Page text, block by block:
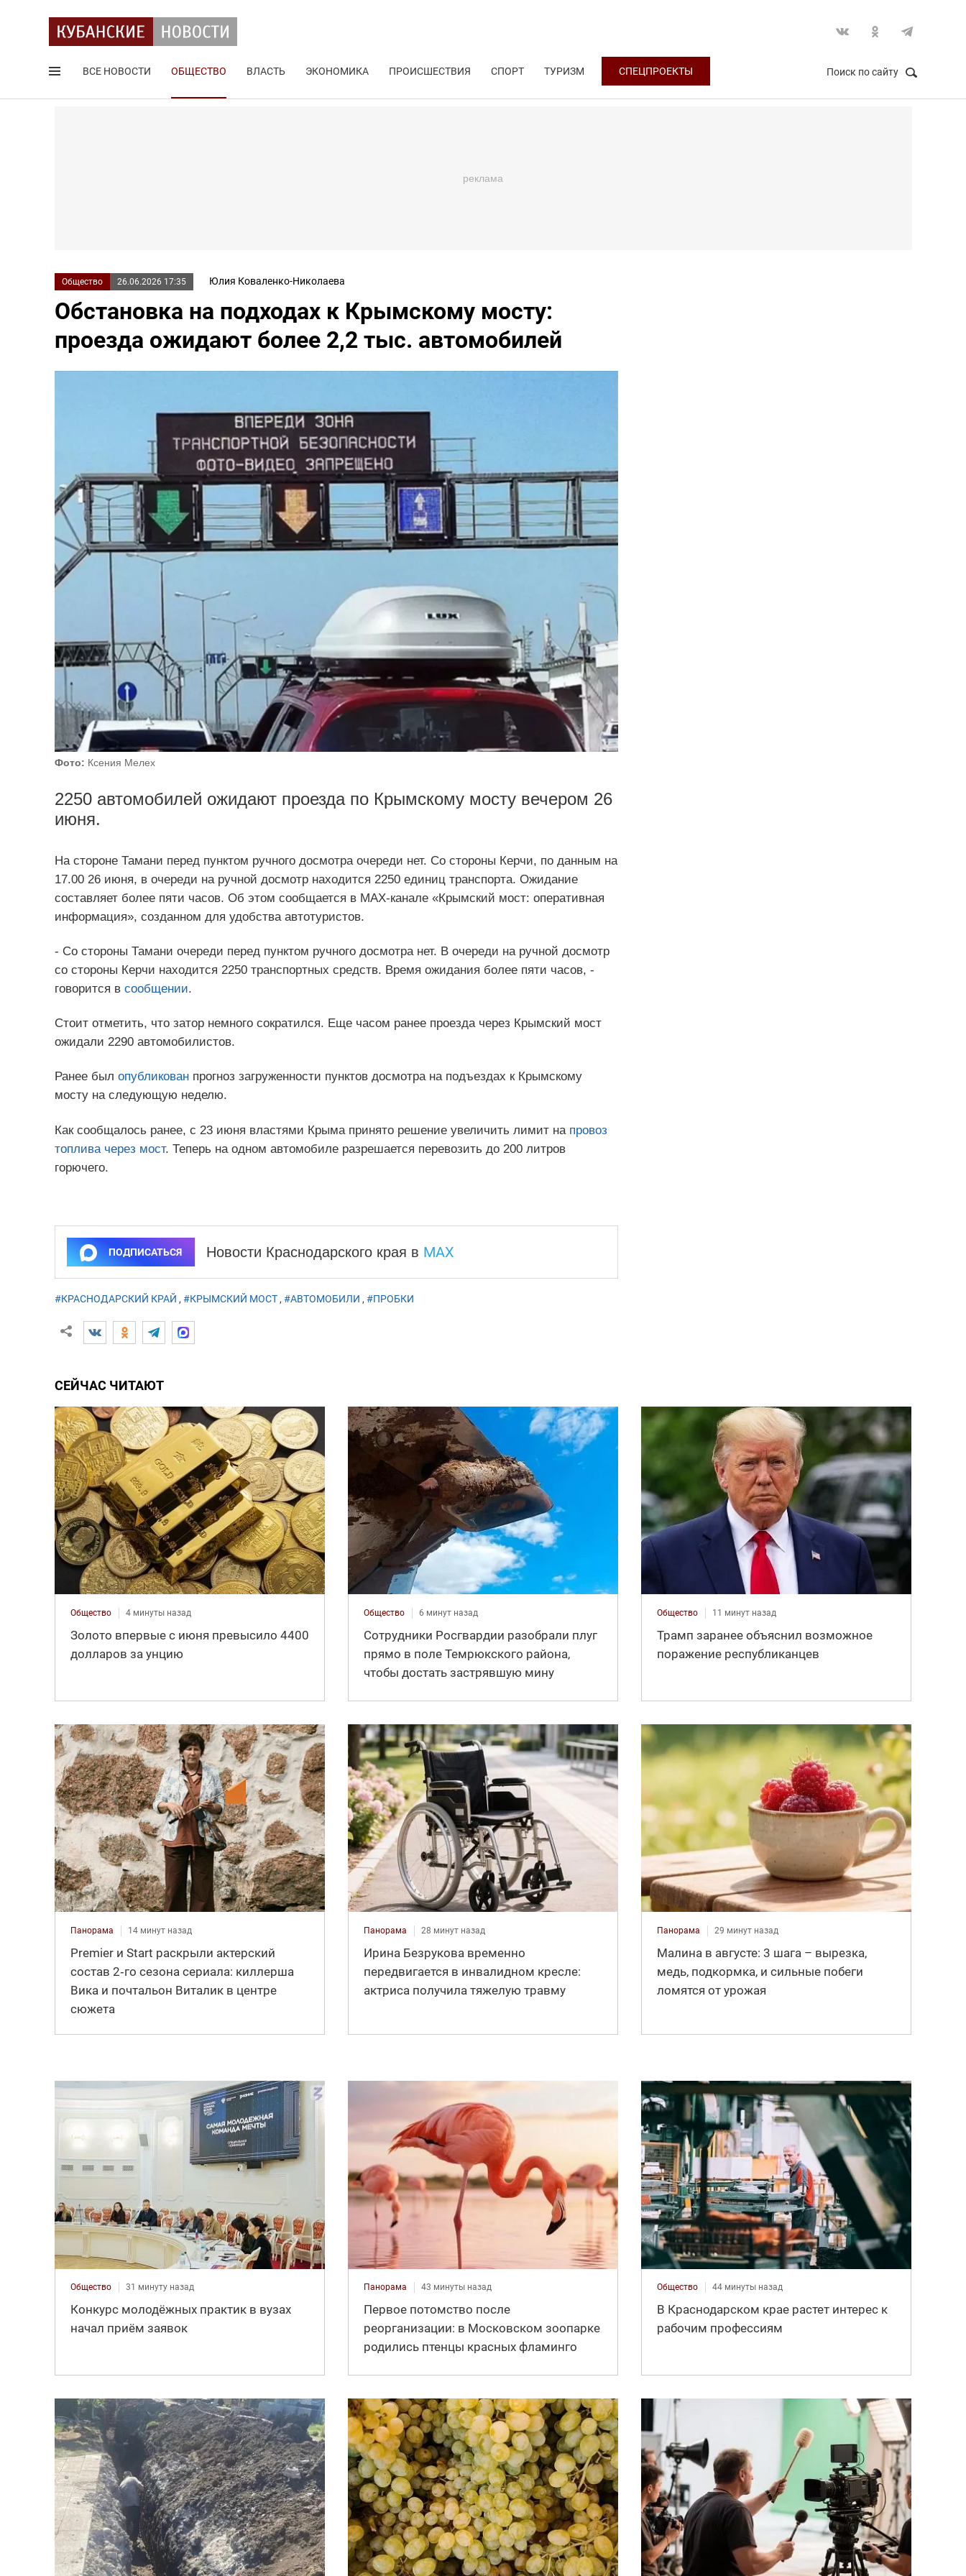
ВСЕ НОВОСТИ ОБЩЕСТВО ВЛАСТЬ ЭКОНОМИКА ПРОИСШЕСТВИЯ СПОРТ ТУРИЗМ СПЕЦПРОЕКТЫ Поиск по сайту
Общество 26.06.2026 17:35 Юлия Коваленко-Николаева
Обстановка на подходах к Крымскому мосту:
проезда ожидают более 2,2 тыс. автомобилей
Фото: Ксения Мелех
2250 автомобилей ожидают проезда по Крымскому мосту вечером 26
июня.
На стороне Тамани перед пунктом ручного досмотра очереди нет. Со стороны Керчи, по данным на
17.00 26 июня, в очереди на ручной досмотр находится 2250 единиц транспорта. Ожидание
составляет более пяти часов. Об этом сообщается в MAX-канале «Крымский мост: оперативная
информация», созданном для удобства автотуристов.
- Со стороны Тамани очереди перед пунктом ручного досмотра нет. В очереди на ручной досмотр
со стороны Керчи находится 2250 транспортных средств. Время ожидания более пяти часов, -
говорится в сообщении.
Стоит отметить, что затор немного сократился. Еще часом ранее проезда через Крымский мост
ожидали 2290 автомобилистов.
Ранее был опубликованпрогноз загруженности пунктов досмотра на подъездах к Крымскому
мосту на следующую неделю.
Как сообщалось ранее, с 23 июня властями Крыма принято решение увеличить лимит на провоз
топлива через мост. Теперь на одном автомобиле разрешается перевозить до 200 литров
горючего.
ПОДПИСАТЬСЯ Новости Краснодарского края в MAX
#КРАСНОДАРСКИЙ КРАЙ , #КРЫМСКИЙ МОСТ, #АВТОМОБИЛИ , #ПРОБКИ
СЕЙЧАС ЧИТАЮТ
Общество 4 минуты назад
Золото впервые с июня превысило 4400
долларов за унцию
Общество 6 минут назад
Сотрудники Росгвардии разобрали плуг
прямо в поле Темрюкского района,
чтобы достать застрявшую мину
Общество 11 минут назад
Трамп заранее объяснил возможное
поражение республиканцев
Панорама 14 минут назад
Premier и Start раскрыли актерский
состав 2‑го сезона сериала: киллерша
Вика и почтальон Виталик в центре
сюжета
Панорама 28 минут назад
Ирина Безрукова временно
передвигается в инвалидном кресле:
актриса получила тяжелую травму
Панорама 29 минут назад
Малина в августе: 3 шага – вырезка,
медь, подкормка, и сильные побеги
ломятся от урожая
Общество 31 минуту назад
Конкурс молодёжных практик в вузах
начал приём заявок
Панорама 43 минуты назад
Первое потомство после
реорганизации: в Московском зоопарке
родились птенцы красных фламинго
Общество 44 минуты назад
В Краснодарском крае растет интерес к
рабочим профессиям